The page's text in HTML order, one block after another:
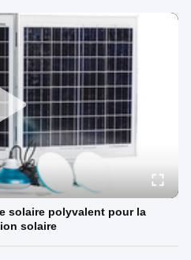
solaire polyvalent pour la
solaire